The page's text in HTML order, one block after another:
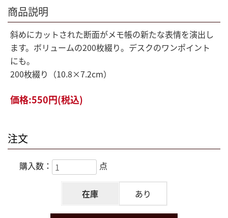
商品説明
斜めにカットされた断面がメモ帳の新たな表情を演出し
ます。ボリュームの200枚綴り。デスクのワンポイント
にも。
200枚綴り（10.8×7.2cm）
価格:550円(税込)
注文
購入数： 点
在庫 あり